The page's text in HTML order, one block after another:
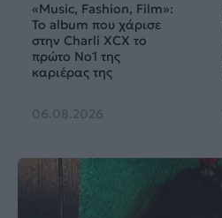
«Music, Fashion, Film»:
Το album που χάρισε
στην Charli XCX το
πρώτο No1 της
καριέρας της
06.08.2026